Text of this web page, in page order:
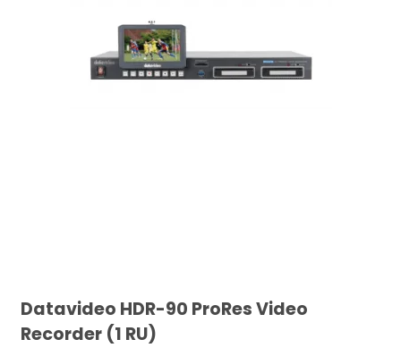
Datavideo HDR-90 ProRes Video
Recorder (1 RU)